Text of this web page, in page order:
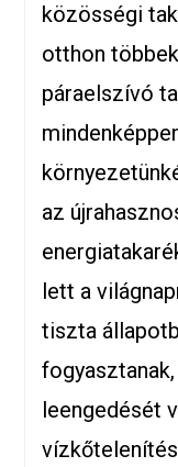
közösségi
otthon
páraelszívó
az
lett a
tiszta
leengedését